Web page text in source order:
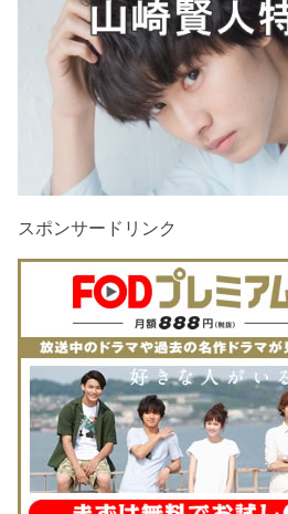
スポンサードリンク